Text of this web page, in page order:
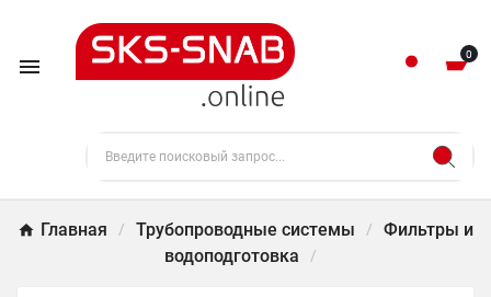
 0
Главная Трубопроводные системы
Фильтры и
водоподготовка